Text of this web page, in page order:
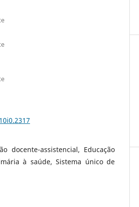
docente-assistencial, Educação
à saúde, Sistema único de